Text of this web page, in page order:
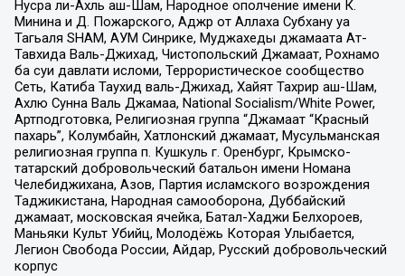
Нусра ли-Ахль аш-Шам, Народное ополчение имени К.
Минина и Д. Пожарского, Аджр от Аллаха Субхану уа
Тагьаля SHAM, АУМ Синрике, Муджахеды джамаата Ат-
Тавхида Валь-Джихад, Чистопольский Джамаат, Рохнамо
ба суи давлати исломи, Террористическое сообщество
Сеть, Катиба Таухид валь-Джихад, Хайят Тахрир аш-Шам,
Ахлю Сунна Валь Джамаа, National Socialism/White Power,
Артподготовка, Религиозная группа “Джамаат “Красный
пахарь”, Колумбайн, Хатлонский джамаат, Мусульманская
религиозная группа п. Кушкуль г. Оренбург, Крымско-
татарский добровольческий батальон имени Номана
Челебиджихана, Азов, Партия исламского возрождения
Таджикистана, Народная самооборона, Дуббайский
джамаат, московская ячейка, Батал-Хаджи Белхороев,
Маньяки Культ Убийц, Молодёжь Которая Улыбается,
Легион Свобода России, Айдар, Русский добровольческий
корпус